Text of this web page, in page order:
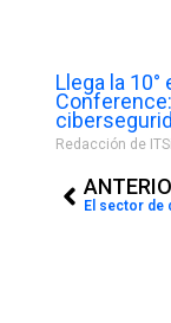
Llega la
Redacción de